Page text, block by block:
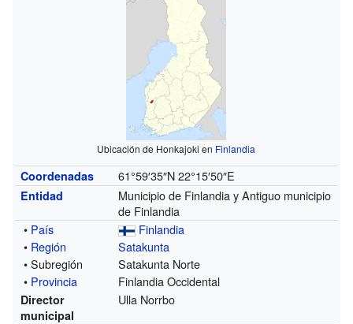
Ubicación de Honkajoki en Finlandia
Coordenadas 61°59′35″N 22°15′50″E
Entidad
Municipio de Finlandia y Antiguo municipio
de Finlandia
• País
Finlandia
• Región
Satakunta
• Subregión
Satakunta Norte
• Provincia Finlandia Occidental
Director
municipal
Ulla Norrbo